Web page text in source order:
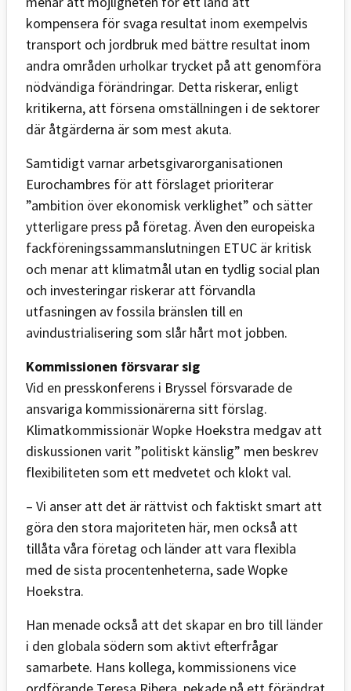
kompensera för svaga resultat inom exempelvis
transport och jordbruk med bättre resultat inom
andra områden urholkar trycket på att genomföra
nödvändiga förändringar. Detta riskerar, enligt
kritikerna, att försena omställningen i de sektorer
där åtgärderna är som mest akuta.
Samtidigt varnar arbetsgivarorganisationen
Eurochambres för att förslaget prioriterar
”ambition över ekonomisk verklighet” och sätter
ytterligare press på företag. Även den europeiska
fackföreningssammanslutningen ETUC är kritisk
och menar att klimatmål utan en tydlig social plan
och investeringar riskerar att förvandla
utfasningen av fossila bränslen till en
avindustrialisering som slår hårt mot jobben.
Kommissionen försvarar sig
Vid en presskonferens i Bryssel försvarade de
ansvariga kommissionärerna sitt förslag.
Klimatkommissionär Wopke Hoekstra medgav att
diskussionen varit ”politiskt känslig” men beskrev
flexibiliteten som ett medvetet och klokt val.
– Vi anser att det är rättvist och faktiskt smart att
göra den stora majoriteten här, men också att
tillåta våra företag och länder att vara flexibla
med de sista procentenheterna, sade Wopke
Hoekstra.
Han menade också att det skapar en bro till länder
i den globala södern som aktivt efterfrågar
samarbete. Hans kollega, kommissionens vice